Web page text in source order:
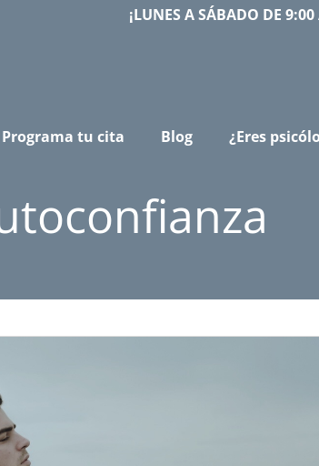
¡LUNES A SÁBADO DE
Programa tu cita Blog ¿Eres